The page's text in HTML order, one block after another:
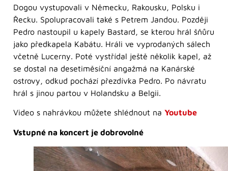
Dogou vystupovali v Německu, Rakousku, Polsku i
Řecku. Spolupracovali také s Petrem Jandou. Později
Pedro nastoupil u kapely Bastard, se kterou hrál šňůru
jako předkapela Kabátu. Hráli ve vyprodaných sálech
včetně Lucerny. Poté vystřídal ještě několik kapel, až
se dostal na desetiměsíční angažmá na Kanárské
ostrovy, odkud pochází přezdívka Pedro. Po návratu
hrál s jinou partou v Holandsku a Belgii.
Video s nahrávkou můžete shlédnout na Youtube
Vstupné na koncert je dobrovolné